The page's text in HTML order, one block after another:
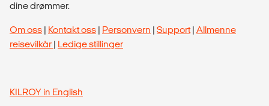
dine drømmer.
Om oss | Kontakt oss | Personvern | Support| Allmenne
reisevilkår | Ledige stillinger
KILROY in English